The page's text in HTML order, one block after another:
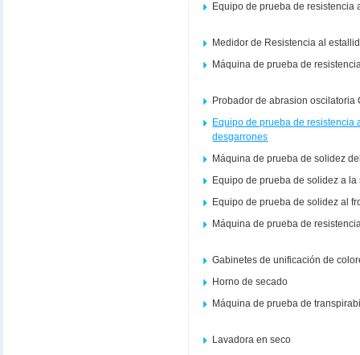
Equipo de prueba de resistencia
Medidor de Resistencia al
Máquina de prueba de
Probador de abrasion oscilatoria
Equipo de prueba de resistencia
desgarrones
Máquina de prueba de solidez
Equipo de prueba de solidez a
Equipo de prueba de solidez al
Máquina de prueba de
Gabinetes de unificación de
Horno de secado
Máquina de prueba de
Lavadora en seco